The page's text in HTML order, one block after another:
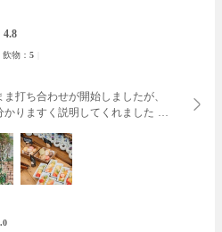
4.8
物： 5
打ち合わせが開始しましたが、
りますく説明してくれました。
くれて、最後にはとても満足の
うことができたと思います。
料理が美味しかったと絶賛の声
てくださったスタッフ皆さんが
一生心に残る1日になりまし